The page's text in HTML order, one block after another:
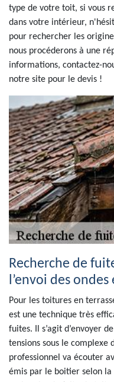
type de votre toit, si vous
dans votre intérieur,
pour rechercher les
nous procéderons à une
informations, contactez-
notre site pour le devis !
Recherche de
l’envoi des
Pour les toitures en
est une technique très
fuites. Il s’agit d’envoyer
tensions sous le complexe
professionnel va écouter
émis par le boitier selon la